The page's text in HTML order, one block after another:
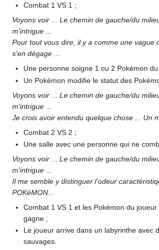
Combat 1 VS 1 ;
Voyons voir ... Le chemin de gauche/du
m'intrigue ...
Pour tout vous dire, il y a comme une vague
s'en dégage ...
Une personne soigne 1 ou 2 Pokémon
Un Pokémon modifie le statut des
Voyons voir ... Le chemin de gauche/du
m'intrigue ...
Je crois avoir entendu quelque chose ... Un
Combat 2 VS 2 ;
Une salle avec une personne qui ne
Voyons voir ... Le chemin de gauche/du
m'intrigue ...
Il me semble y distinguer l'odeur
POKéMON...
Combat 1 VS 1 et les Pokémon du
gagne ;
Le joueur arrive dans un labyrinthe avec
sauvages.